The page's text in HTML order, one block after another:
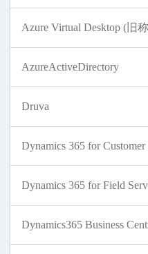
Azure Virtual Desktop (旧
AzureActiveDirectory
Druva
Dynamics 365 for Customer
Dynamics 365 for Field
Dynamics365 Business